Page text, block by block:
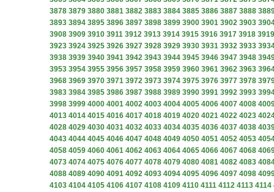
3878 3879 3880 3881 3882 3883 3884 3885 3886 3887 3888
3893 3894 3895 3896 3897 3898 3899 3900 3901 3902 3903
3908 3909 3910 3911 3912 3913 3914 3915 3916 3917 3918 3919
3923 3924 3925 3926 3927 3928 3929 3930 3931 3932 3933
3938 3939 3940 3941 3942 3943 3944 3945 3946 3947 3948
3953 3954 3955 3956 3957 3958 3959 3960 3961 3962 3963
3968 3969 3970 3971 3972 3973 3974 3975 3976 3977 3978
3983 3984 3985 3986 3987 3988 3989 3990 3991 3992 3993
3998 3999 4000 4001 4002 4003 4004 4005 4006 4007 4008
4013 4014 4015 4016 4017 4018 4019 4020 4021 4022 4023
4028 4029 4030 4031 4032 4033 4034 4035 4036 4037 4038
4043 4044 4045 4046 4047 4048 4049 4050 4051 4052 4053
4058 4059 4060 4061 4062 4063 4064 4065 4066 4067 4068
4073 4074 4075 4076 4077 4078 4079 4080 4081 4082 4083
4088 4089 4090 4091 4092 4093 4094 4095 4096 4097 4098
4103 4104 4105 4106 4107 4108 4109 4110 4111 4112 4113 4114